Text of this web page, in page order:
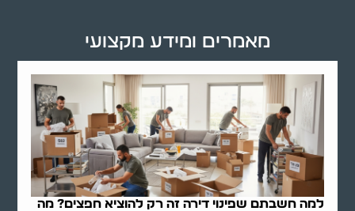
למה חשבתם שפינוי דירה זה רק להוציא חפצים? מה
מאמרים ומידע מקצועי